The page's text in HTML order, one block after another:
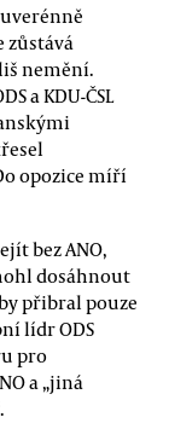
zůstává
nemění.
a KDU-ČSL
opozice míří
bez ANO,
dosáhnout
přibral pouze
lídr ODS
pro
a „jiná